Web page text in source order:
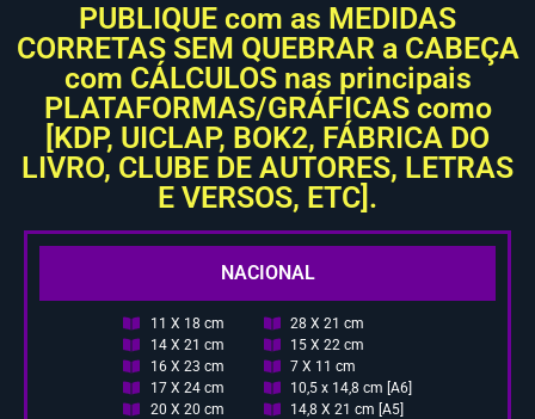
PUBLIQUE com as MEDIDAS
CORRETAS SEM QUEBRAR a CABEÇA
com CÁLCULOS nas principais
PLATAFORMAS/GRÁFICAS como
[KDP, UICLAP, BOK2, FÁBRICA DO
LIVRO, CLUBE DE AUTORES, LETRAS
E VERSOS, ETC].
NACIONAL
11 X 18 cm
14 X 21 cm
16 X 23 cm
17 X 24 cm
20 X 20 cm
28 X 21 cm
15 X 22 cm
7 X 11 cm
10,5 x 14,8 cm [A6]
14,8 X 21 cm [A5]